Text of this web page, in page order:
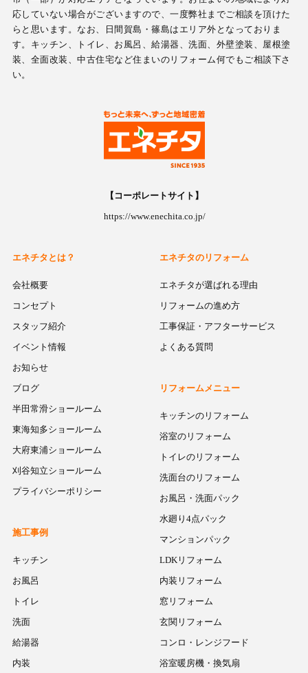
応していない場合がございますので、一度弊社までご相談を頂けた
らと思います。なお、日間賀島・篠島はエリア外となっておりま
す。キッチン、トイレ、お風呂、給湯器、洗面、外壁塗装、屋根塗
装、全面改装、中古住宅など住まいのリフォーム何でもご相談下さ
い。
【コーポレートサイト】
https://www.enechita.co.jp/
エネチタとは？
会社概要
コンセプト
スタッフ紹介
イベント情報
お知らせ
ブログ
半田常滑ショールーム
東海知多ショールーム
大府東浦ショールーム
刈谷知立ショールーム
プライバシーポリシー
エネチタのリフォーム
エネチタが選ばれる理由
リフォームの進め方
工事保証・アフターサービス
よくある質問
リフォームメニュー
キッチンのリフォーム
浴室のリフォーム
トイレのリフォーム
洗面台のリフォーム
お風呂・洗面パック
水廻り4点パック
マンションパック
LDKリフォーム
内装リフォーム
窓リフォーム
玄関リフォーム
コンロ・レンジフード
浴室暖房機・換気扇
施工事例
キッチン
お風呂
トイレ
洗面
給湯器
内装